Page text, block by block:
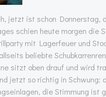
jetzt ist schon
schien heute morgen
mit Lagerfeuer und
beliebte
sitzt oben drauf und wird
jetzt so richtig in
die Stimmung